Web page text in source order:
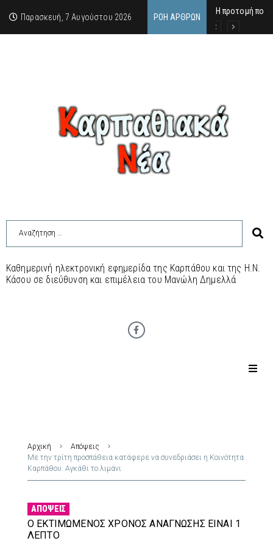
Παρασκευή, 7 Αυγούστου 2026 ΡΟΉ ΆΡΘΡΩΝ
Η προτομή που
Ο αιώνιος
Δικαστική
Καθημερινή ηλεκτρονική εφημερίδα της Καρπάθου και της Η.Ν.
Κάσου σε διεύθυνση και επιμέλεια του Μανώλη Δημελλά
Αρχική
Απόψεις
Με την τρίτη προσπάθεια κατάφερε να συνεδριάσει η Κοινότητα
Καρπάθου. Αγκάθι το λιμάνι
ΑΠΌΨΕΙΣ
Ο ΕΚΤΙΜΏΜΕΝΟΣ ΧΡΌΝΟΣ ΑΝΆΓΝΩΣΗΣ ΕΊΝΑΙ 1
ΛΕΠΤΌ